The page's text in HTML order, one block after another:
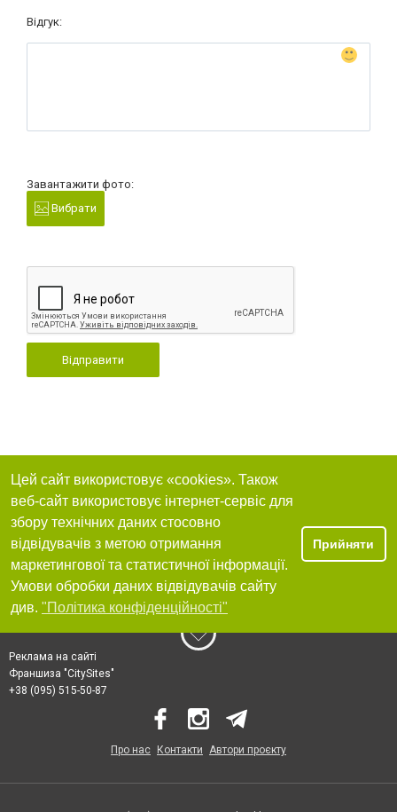
Відгук:
Завантажити фото:
Вибрати
Відправити
Цей сайт використовує «cookies». Також
веб-сайт використовує інтернет-сервіс для
збору технічних даних стосовно
відвідувачів з метою отримання
маркетингової та статистичної інформації.
Умови обробки даних відвідувачів сайту
див. "Політика конфіденційності"
Прийняти
Реклама на сайті
Франшиза "CitySites"
+38 (095) 515-50-87
Про нас Контакти Автори проєкту